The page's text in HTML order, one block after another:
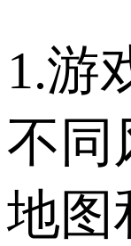
1.游
不同
地图